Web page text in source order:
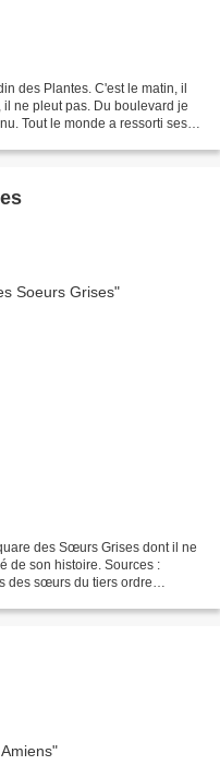
des Plantes. C'est le matin, il
ne pleut pas. Du boulevard je
Tout le monde a ressorti ses
des Sœurs Grises dont il ne
de son histoire. Sources :
des sœurs du tiers ordre